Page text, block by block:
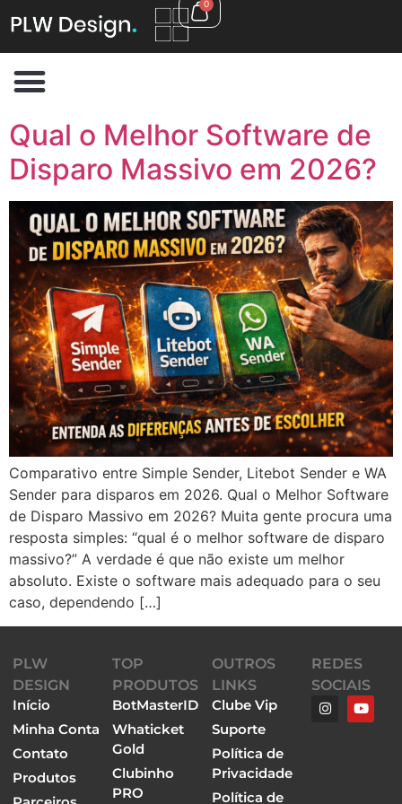
0
Qual o Melhor Software de
Disparo Massivo em 2026?
Comparativo entre Simple Sender, Litebot Sender e WA
Sender para disparos em 2026. Qual o Melhor Software
de Disparo Massivo em 2026? Muita gente procura uma
resposta simples: “qual é o melhor software de disparo
massivo?” A verdade é que não existe um melhor
absoluto. Existe o software mais adequado para o seu
caso, dependendo […]
PLW
DESIGN
Início
Minha Conta
Contato
Produtos
TOP
PRODUTOS
BotMasterID
Whaticket
Gold
Clubinho
PRO
OUTROS
LINKS
Clube Vip
Suporte
Política de
Privacidade
Política de
REDES
SOCIAIS